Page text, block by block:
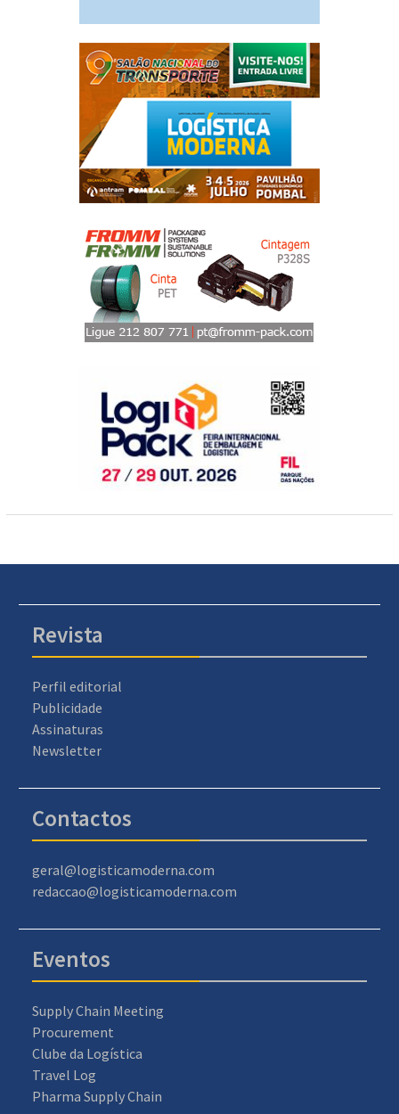
Revista
Perfil editorial
Publicidade
Assinaturas
Newsletter
Contactos
geral@logisticamoderna.com
redaccao@logisticamoderna.com
Eventos
Supply Chain Meeting
Procurement
Clube da Logística
Travel Log
Pharma Supply Chain